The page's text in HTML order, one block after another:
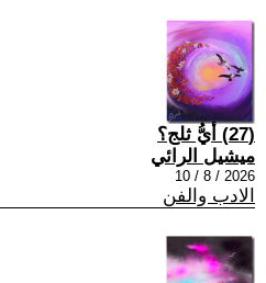
(27) أيُّ ثلج؟
ميشيل الرائي
2026 / 8 / 10
الادب والفن